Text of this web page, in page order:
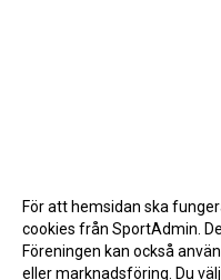
För att hemsidan ska
cookies från SportAdmin.
Föreningen kan också
eller marknadsföring. Du